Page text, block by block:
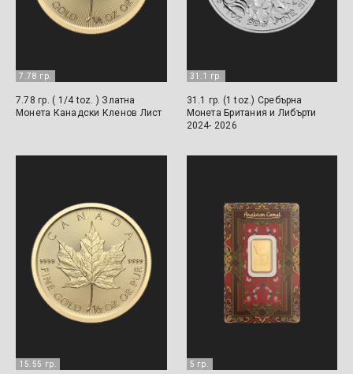
7.78 гр.
7.78 гр. ( 1/4 toz. ) Златна
Монета Канадски Кленов Лист
31.1 гр.
31.1 гр. (1 toz.) Сребърна
Монета Британия и Либърти
2024- 2026
15.55 гр. 5 гр.